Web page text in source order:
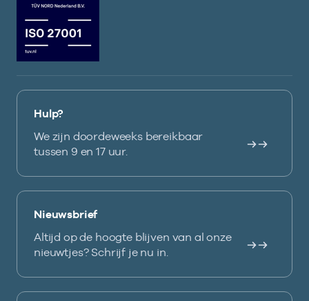
Hulp?
We zijn doordeweeks bereikbaar
tussen 9 en 17 uur.
Nieuwsbrief
Altijd op de hoogte blijven van al onze
nieuwtjes? Schrijf je nu in.